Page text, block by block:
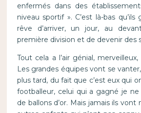
enfermés dans des
niveau sportif ». C’est là-bas
rêve d’arriver, un jour, au
première division et de devenir des
Tout cela a l’air génial,
Les grandes équipes vont se
plus tard, du fait que c’est eux qui
footballeur, celui qui a gagné je ne
de ballons d’or. Mais jamais ils vont